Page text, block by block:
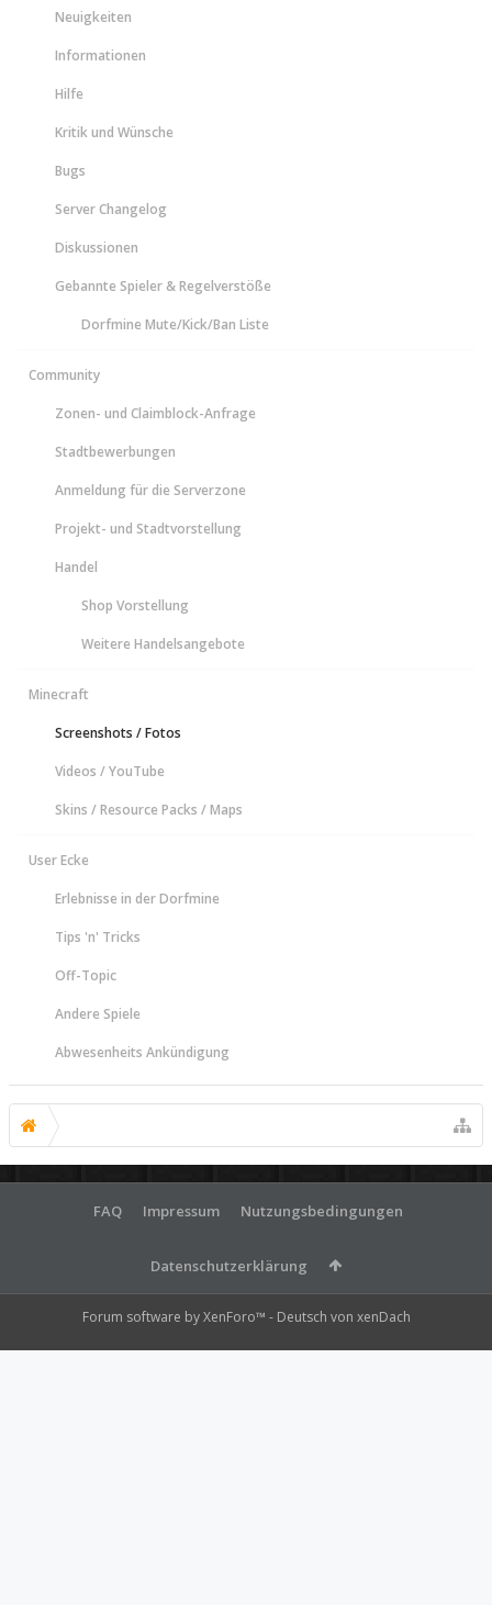
Neuigkeiten
Informationen
Hilfe
Kritik und Wünsche
Bugs
Server Changelog
Diskussionen
Gebannte Spieler & Regelverstöße
Dorfmine Mute/Kick/Ban Liste
Community
Zonen- und Claimblock-Anfrage
Stadtbewerbungen
Anmeldung für die Serverzone
Projekt- und Stadtvorstellung
Handel
Shop Vorstellung
Weitere Handelsangebote
Minecraft
Screenshots / Fotos
Videos / YouTube
Skins / Resource Packs / Maps
User Ecke
Erlebnisse in der Dorfmine
Tips 'n' Tricks
Off-Topic
Andere Spiele
Abwesenheits Ankündigung
FAQ Impressum Nutzungsbedingungen
Datenschutzerklärung
Forum software by XenForo™ - Deutsch von xenDach